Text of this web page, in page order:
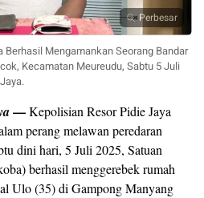
Perbesar
Mengamankan Seorang Bandar
Kecamatan Meureudu, Sabtu 5 Juli
—Kepolisian Resor Pidie Jaya
perang melawan peredaran
dini hari, 5 Juli 2025, Satuan
berhasil menggerebek rumah
Ulo (35) di Gampong Manyang